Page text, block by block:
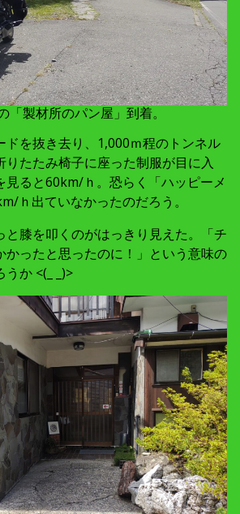
「製材所のパン屋」到着。
ドを抜き去り、1,000ｍ程のトンネル
りたたみ椅子に座った制服が目に入
見ると60km/ｈ。恐らく「ハッピーメ
ｈ出ていなかったのだろう。
と膝を叩くのがはっきり見えた。「チ
かったと思ったのに！」という意味の
か <(_ _)>